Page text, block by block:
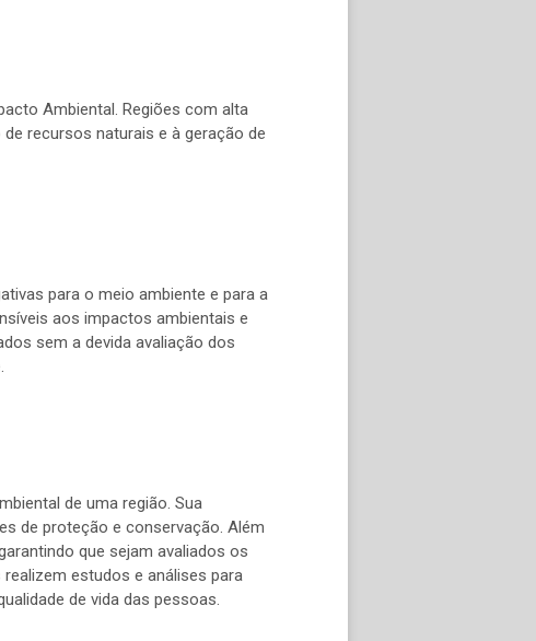
Ambiental. Regiões com alta
recursos naturais e à geração de
para o meio ambiente e para a
aos impactos ambientais e
sem a devida avaliação dos
de uma região. Sua
de proteção e conservação. Além
que sejam avaliados os
estudos e análises para
de vida das pessoas.